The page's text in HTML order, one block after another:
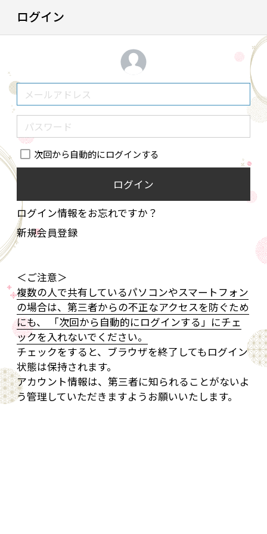
ログイン
次回から自動的にログインする
ログイン
ログイン情報をお忘れですか？
新規会員登録
＜ご注意＞
複数の人で共有しているパソコンやスマートフォン
の場合は、第三者からの不正なアクセスを防ぐため
にも、 「次回から自動的にログインする」にチェ
ックを入れないでください。
チェックをすると、ブラウザを終了してもログイン
状態は保持されます。
アカウント情報は、第三者に知られることがないよ
う管理していただきますようお願いいたします。